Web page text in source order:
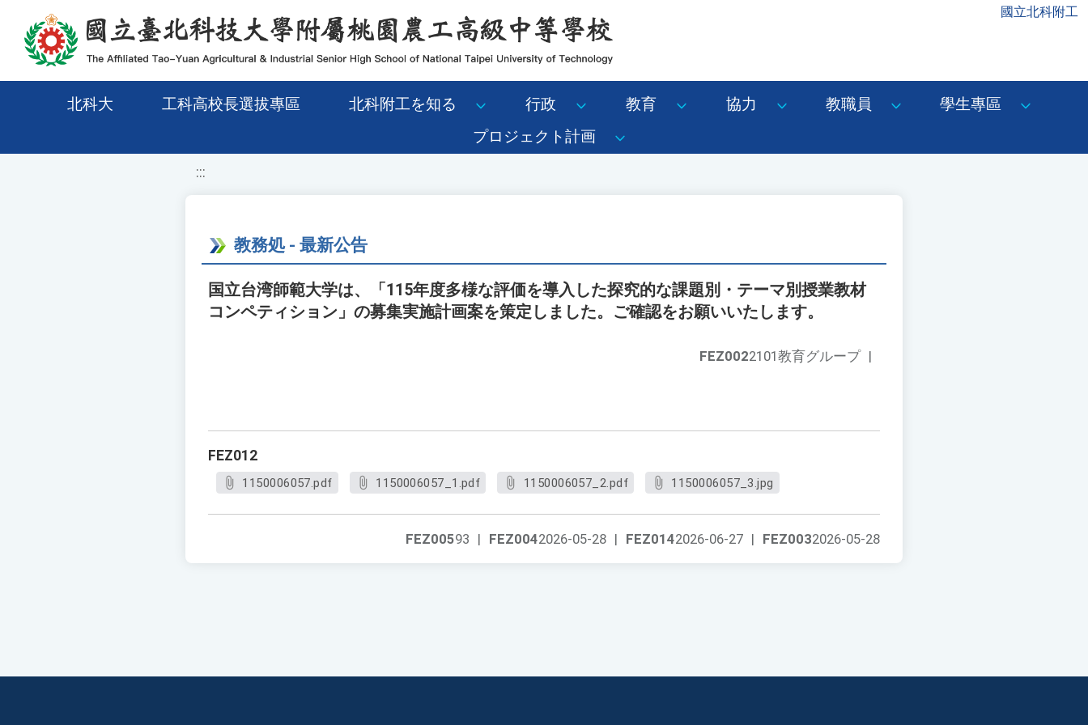
移至網頁之主要內容區位置 國立北科附工
北科大 工科高校長選拔專區 北科附工を知る 行政 教育 協力 教職員
學生專區
プロジェクト計画
:::
教務処 - 最新公告
国立台湾師範大学は、「115年度多様な評価を導入した探究的な課題別・テーマ別授業教材
コンペティション」の募集実施計画案を策定しました。ご確認をお願いいたします。
FEZ0022101教育グループ |
FEZ012
1150006057.pdf 1150006057_1.pdf 1150006057_2.pdf 1150006057_3.jpg
FEZ0032026-05-28
FEZ0142026-06-27 |
FEZ0042026-05-28 |
FEZ00593 |